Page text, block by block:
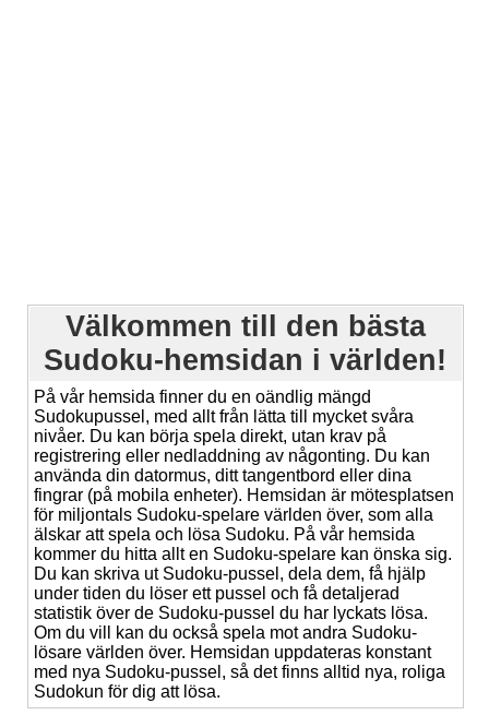
Välkommen till den bästa
Sudoku-hemsidan i världen!
På vår hemsida finner du en oändlig mängd
Sudokupussel, med allt från lätta till mycket svåra
nivåer. Du kan börja spela direkt, utan krav på
registrering eller nedladdning av någonting. Du kan
använda din datormus, ditt tangentbord eller dina
fingrar (på mobila enheter). Hemsidan är mötesplatsen
för miljontals Sudoku-spelare världen över, som alla
älskar att spela och lösa Sudoku. På vår hemsida
kommer du hitta allt en Sudoku-spelare kan önska sig.
Du kan skriva ut Sudoku-pussel, dela dem, få hjälp
under tiden du löser ett pussel och få detaljerad
statistik över de Sudoku-pussel du har lyckats lösa.
Om du vill kan du också spela mot andra Sudoku-
lösare världen över. Hemsidan uppdateras konstant
med nya Sudoku-pussel, så det finns alltid nya, roliga
Sudokun för dig att lösa.